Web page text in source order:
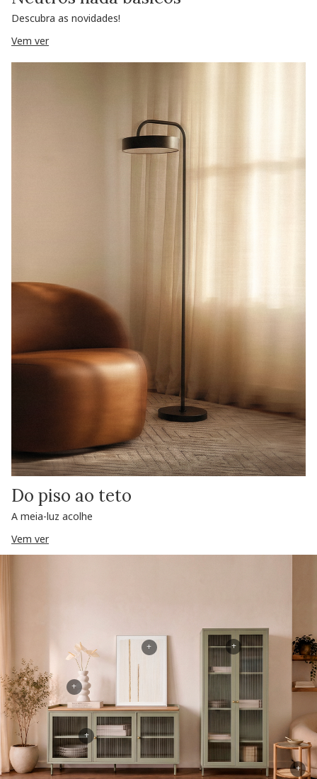
Descubra as novidades!
Vem ver
Do piso ao teto
A meia-luz acolhe
Vem ver
+
+
+
+
+